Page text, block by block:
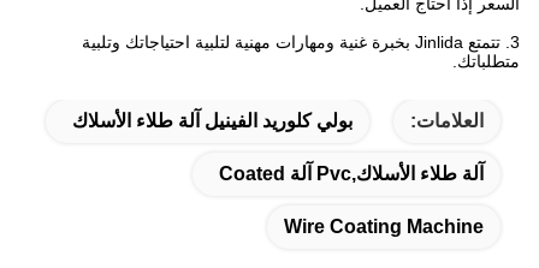
3. تتمتع Jinlida بخبرة غنية ومهارات مهنية لتلبية احتياجاتك وتلبية
متطلباتك.
العلامات: بولي كلوريد الفينيل آلة طلاء الأسلاك
آلة طلاء الأسلاك,pvc آلة Coated
Wire Coating Machine